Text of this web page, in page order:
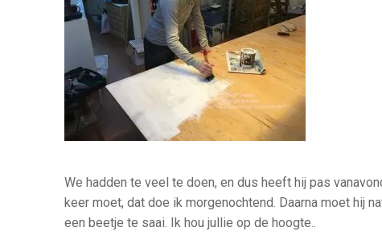
We hadden te veel te doen, en dus heeft hij pas
keer moet, dat doe ik morgenochtend. Daarna moet hij
een beetje te saai. Ik hou jullie op de hoogte..